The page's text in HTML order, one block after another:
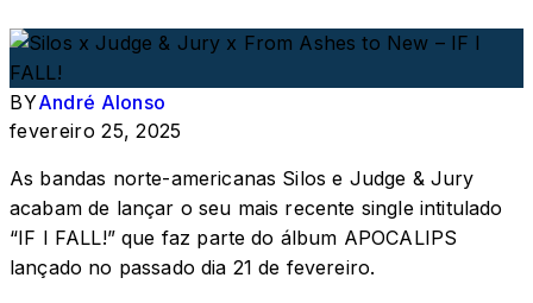
BYAndré Alonso
fevereiro 25, 2025
As bandas norte-americanas Silos e Judge & Jury
acabam de lançar o seu mais recente single intitulado
“IF I FALL!” que faz parte do álbum APOCALIPS
lançado no passado dia 21 de fevereiro.